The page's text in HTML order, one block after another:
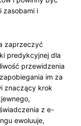
zasobami i
zaprzeczyć
predykcyjnej dla
przewidzenia
im za
znaczący krok
z e-
ewoluuje,